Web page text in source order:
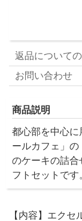
返品について
お問い合わせ
商品説明
都心部を中心に
ールカフェ」
のケーキの詰
フトセットです
【内容】エク